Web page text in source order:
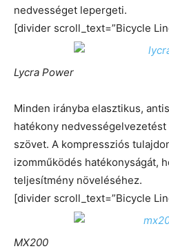
nedvességet lepergeti.
[divider scroll_text=”Bicycle
Lycra Power
Minden irányba elasztikus,
hatékony
szövet. A kompressziós
izomműködés hatékonyságát,
teljesítmény növeléséhez.
[divider scroll_text=”Bicycle
MX200